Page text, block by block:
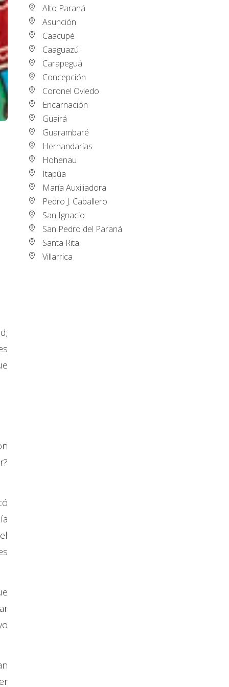
Alto Paraná
Asunción
Caacupé
Caaguazú
Carapeguá
Concepción
Coronel Oviedo
Encarnación
Guairá
Guarambaré
Hernandarias
Hohenau
Itapúa
María Auxiliadora
Pedro J. Caballero
San Ignacio
San Pedro del Paraná
Santa Rita
Villarrica